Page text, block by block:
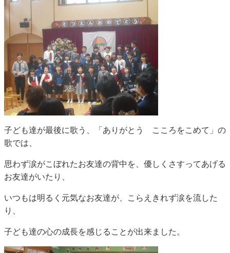
子ども達が最後に歌う、「ありがとう こころをこめて」の
歌では、
思わず涙がこぼれたお友達の背中を、優しくさすってあげる
お友達がいたり、
いつもは明るく元気なお友達が、こらえきれず涙を流した
り、
子ども達の心の成長を感じることが出来ました。